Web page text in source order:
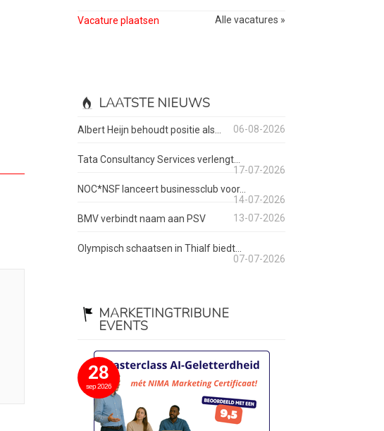
Vacature plaatsen Alle vacatures »
LAATSTE NIEUWS
Albert Heijn behoudt positie als... 06-08-2026
Tata Consultancy Services verlengt...
17-07-2026
NOC*NSF lanceert businessclub voor...
14-07-2026
BMV verbindt naam aan PSV
13-07-2026
Olympisch schaatsen in Thialf biedt...
07-07-2026
MARKETINGTRIBUNE
EVENTS
28
sep 2026